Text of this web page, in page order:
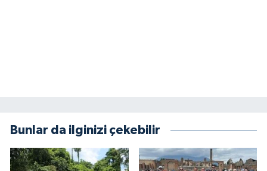
Bunlar da ilginizi çekebilir